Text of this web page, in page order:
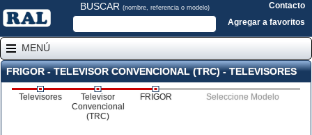
BUSCAR (nombre, referencia o modelo)
Contacto
Agregar a favoritos
MENÚ
FRIGOR - TELEVISOR CONVENCIONAL (TRC) - TELEVISORES
Televisores
Televisor
Convencional
(TRC)
FRIGOR Seleccione Modelo